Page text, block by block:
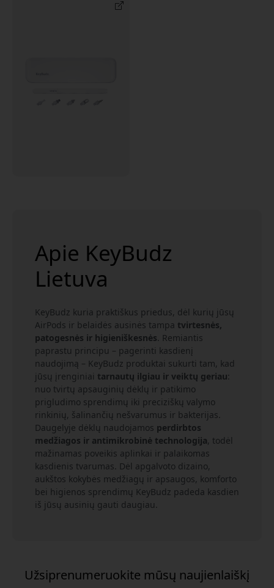
Apie KeyBudz
Lietuva
KeyBudz kuria praktiškus priedus, dėl kurių jūsų
AirPods ir belaidės ausinės tampa tvirtesnės,
patogesnės ir higieniškesnės. Remiantis
paprastu principu – pagerinti kasdienį
naudojimą – KeyBudz produktai sukurti tam, kad
jūsų įrenginiai tarnautų ilgiau ir veiktų geriau:
nuo tvirtų apsauginių dėklų ir patikimo
prigludimo sprendimų iki preciziškų valymo
rinkinių, šalinančių nešvarumus ir bakterijas.
Daugelyje dėklų naudojamos perdirbtos
medžiagos ir antimikrobinė technologija, todėl
mažinamas poveikis aplinkai ir palaikomas
kasdienis tvarumas. Dėl apgalvoto dizaino,
aukštos kokybės medžiagų ir apsaugos, komforto
bei higienos sprendimų KeyBudz padeda kasdien
iš jūsų ausinių gauti daugiau.
Užsiprenumeruokite mūsų naujienlaiškį